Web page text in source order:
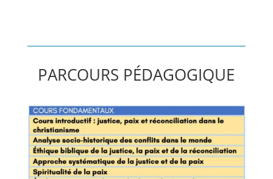
PARCOURS PÉDAGOGIQUE